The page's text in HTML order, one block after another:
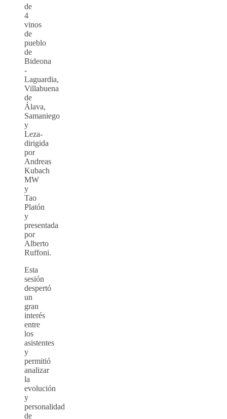
de
4
vinos
de
pueblo
de
Bideona
-
Laguardia,
Villabuena
de
Álava,
Samaniego
y
Leza-
dirigida
por
Andreas
Kubach
MW
y
Tao
Platón
y
presentada
por
Alberto
Ruffoni.
Esta
sesión
despertó
un
gran
interés
entre
los
asistentes
y
permitió
analizar
la
evolución
y
personalidad
de